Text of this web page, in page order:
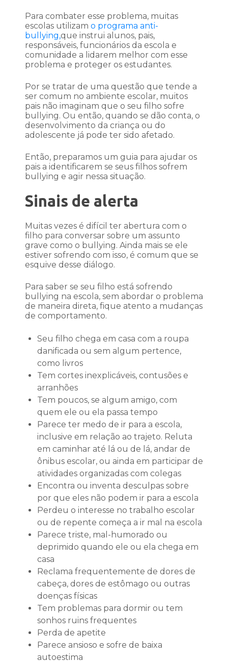
Para combater esse problema, muitas
escolas utilizam o programa anti-
bullying,que instrui alunos, pais,
responsáveis, funcionários da escola e
comunidade a lidarem melhor com esse
problema e proteger os estudantes.
Por se tratar de uma questão que tende a
ser comum no ambiente escolar, muitos
pais não imaginam que o seu filho sofre
bullying. Ou então, quando se dão conta, o
desenvolvimento da criança ou do
adolescente já pode ter sido afetado.
Então, preparamos um guia para ajudar os
pais a identificarem se seus filhos sofrem
bullying e agir nessa situação.
Sinais de alerta
Muitas vezes é difícil ter abertura com o
filho para conversar sobre um assunto
grave como o bullying. Ainda mais se ele
estiver sofrendo com isso, é comum que se
esquive desse diálogo.
Para saber se seu filho está sofrendo
bullying na escola, sem abordar o problema
de maneira direta, fique atento a mudanças
de comportamento.
Seu filho chega em casa com a roupa
danificada ou sem algum pertence,
como livros
Tem cortes inexplicáveis, contusões e
arranhões
Tem poucos, se algum amigo, com
quem ele ou ela passa tempo
Parece ter medo de ir para a escola,
inclusive em relação ao trajeto. Reluta
em caminhar até lá ou de lá, andar de
ônibus escolar, ou ainda em participar de
atividades organizadas com colegas
Encontra ou inventa desculpas sobre
por que eles não podem ir para a escola
Perdeu o interesse no trabalho escolar
ou de repente começa a ir mal na escola
Parece triste, mal-humorado ou
deprimido quando ele ou ela chega em
casa
Reclama frequentemente de dores de
cabeça, dores de estômago ou outras
doenças físicas
Tem problemas para dormir ou tem
sonhos ruins frequentes
Perda de apetite
Parece ansioso e sofre de baixa
autoestima